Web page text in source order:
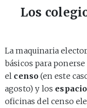
Los
La maquinaria
básicos para
el censo (en este
agosto) y los
oficinas del censo